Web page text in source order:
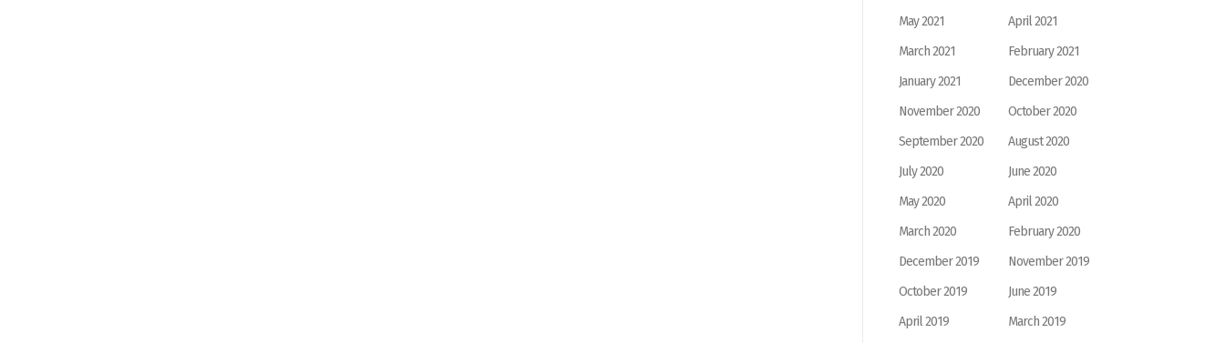
May 2021
April 2021
March 2021
February 2021
January 2021
December 2020
November 2020
October 2020
September 2020
August 2020
July 2020
June 2020
May 2020
April 2020
March 2020
February 2020
December 2019
November 2019
October 2019
June 2019
April 2019
March 2019